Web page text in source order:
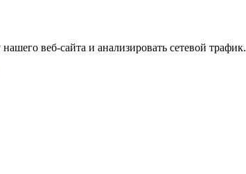
веб-сайта и анализировать сетевой трафик.